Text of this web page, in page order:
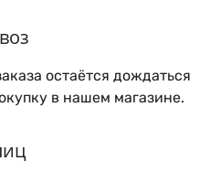
остаётся дождаться
в нашем магазине.